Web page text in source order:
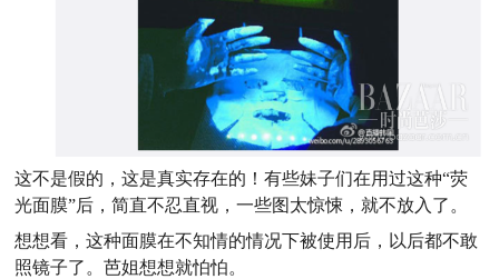
这不是假的，这是真实存在的！有些妹子们在用过这种“荧
光面膜”后，简直不忍直视，一些图太惊悚，就不放入了。
想想看，这种面膜在不知情的情况下被使用后，以后都不敢
照镜子了。芭姐想想就怕怕。